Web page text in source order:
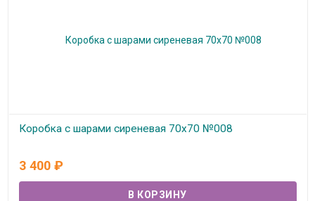
Коробка с шарами сиреневая 70х70 №008
3 400 ₽